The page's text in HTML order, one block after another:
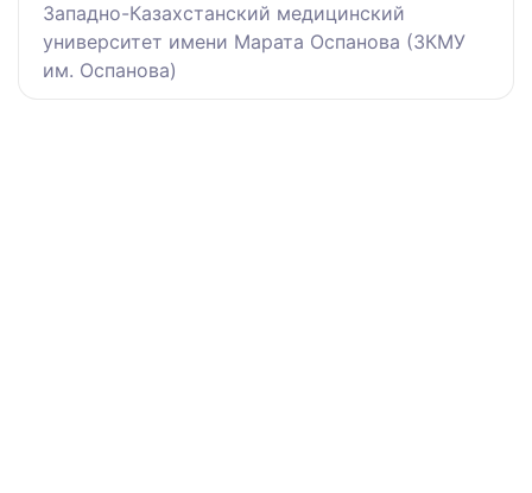
Западно-Казахстанский медицинский
университет имени Марата Оспанова (ЗКМУ
им. Оспанова)